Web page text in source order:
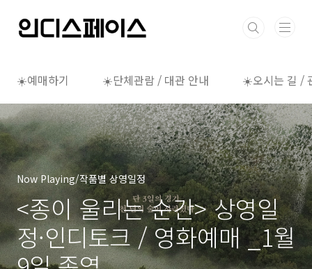
☀️예매하기 ☀️단체관람 / 대관 안내 ☀️오시는 길 /
Now Playing/작품별 상영일정
<종이 울리는 순간> 상영일
정·인디토크 / 영화예매 _1월